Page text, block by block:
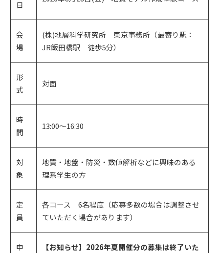
日
会
場
(株)地層科学研究所 東京事務所（最寄り駅：
JR飯田橋駅 徒歩5分）
形
式
対面
時
間
13:00～16:30
対
象
地質・地盤・防災・数値解析などに興味のある
理系学生の方
定
員
各コース 6名程度（応募多数の場合は調整させ
ていただく場合があります）
申
【お知らせ】2026年夏開催分の募集は終了いた